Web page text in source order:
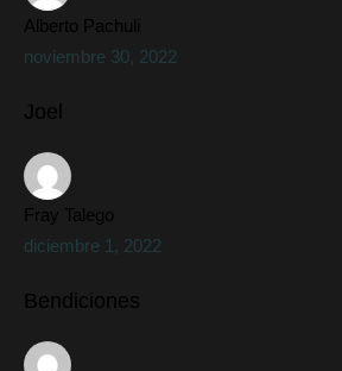
Alberto Pachuli
noviembre 30, 2022
Joel
Fray Talego
diciembre 1, 2022
Bendiciones